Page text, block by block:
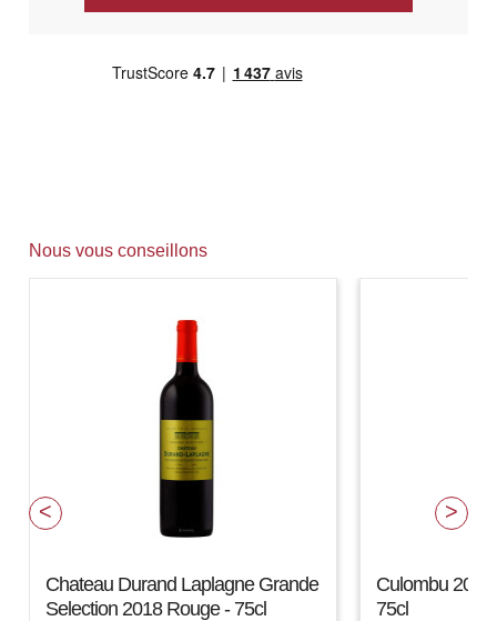
Nous vous conseillons
Chateau Durand Laplagne Grande
Selection 2018 Rouge - 75cl
Culombu
75cl